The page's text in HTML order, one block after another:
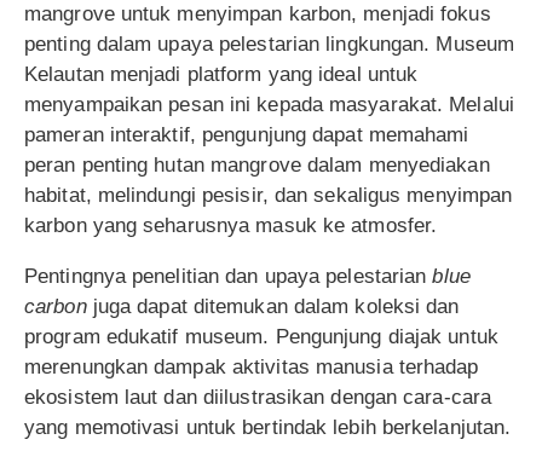
mangrove untuk menyimpan karbon, menjadi fokus
penting dalam upaya pelestarian lingkungan. Museum
Kelautan menjadi platform yang ideal untuk
menyampaikan pesan ini kepada masyarakat. Melalui
pameran interaktif, pengunjung dapat memahami
peran penting hutan mangrove dalam menyediakan
habitat, melindungi pesisir, dan sekaligus menyimpan
karbon yang seharusnya masuk ke atmosfer.
Pentingnya penelitian dan upaya pelestarianblue
carbonjuga dapat ditemukan dalam koleksi dan
program edukatif museum. Pengunjung diajak untuk
merenungkan dampak aktivitas manusia terhadap
ekosistem laut dan diilustrasikan dengan cara-cara
yang memotivasi untuk bertindak lebih berkelanjutan.